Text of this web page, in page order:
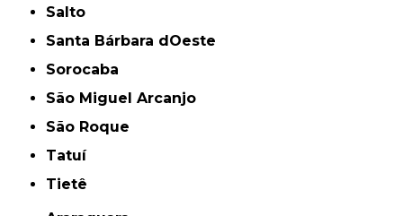
Salto
Santa Bárbara dOeste
Sorocaba
São Miguel Arcanjo
São Roque
Tatuí
Tietê